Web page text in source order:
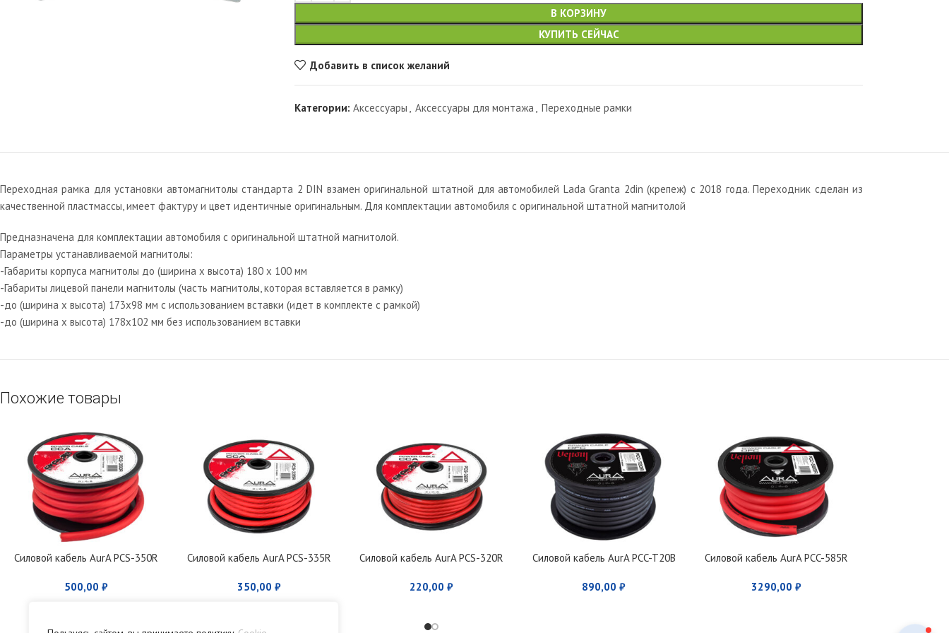
В КОРЗИНУ
КУПИТЬ СЕЙЧАС
Добавить в список желаний
Категории: Аксессуары , Аксессуары для монтажа , Переходные рамки
Переходная рамка для установки автомагнитолы стандарта 2 DIN взамен оригинальной штатной для автомобилей Lada Granta 2din (крепеж) с 2018 года. Переходник сделан из
качественной пластмассы, имеет фактуру и цвет идентичные оригинальным. Для комплектации автомобиля с оригинальной штатной магнитолой
Предназначена для комплектации автомобиля с оригинальной штатной магнитолой.
Параметры устанавливаемой магнитолы:
-Габариты корпуса магнитолы до (ширина х высота) 180 х 100 мм
-Габариты лицевой панели магнитолы (часть магнитолы, которая вставляется в рамку)
-до (ширина х высота) 173х98 мм с использованием вставки (идет в комплекте с рамкой)
-до (ширина х высота) 178х102 мм без использованием вставки
Похожие товары
Силовой кабель AurA PCS-350R
500,00₽
Силовой кабель AurA PCS-335R
350,00 ₽
Силовой кабель AurA PCS-320R
220,00 ₽
Силовой кабель AurA PCC-T20B
890,00₽
Силовой кабель AurA PCC-585R
3290,00₽